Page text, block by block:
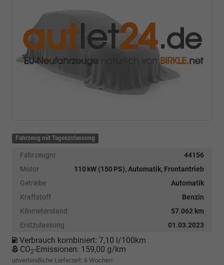
Fahrzeug mit Tageszulassung
Fahrzeugnr.
44156
Motor
110 kW (150 PS), Automatik, Frontantrieb
Getriebe
Automatik
Kraftstoff
Benzin
Kilometerstand
57.062 km
Erstzulassung
01.03.2023
Verbrauch kombiniert: 7,10 l/100km
CO2-Emissionen: 159,00 g/km
unverbindliche Lieferzeit: 6 Wochen